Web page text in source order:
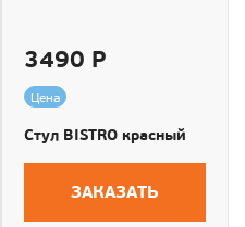
3490 Р
Цена
Стул BISTRO красный
ЗАКАЗАТЬ